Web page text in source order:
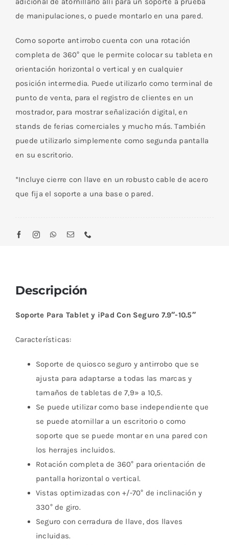
de manipulaciones, o puede montarlo en una pared.
Como soporte antirrobo cuenta con una rotación
completa de 360° que le permite colocar su tableta en
orientación horizontal o vertical y en cualquier
posición intermedia. Puede utilizarlo como terminal de
punto de venta, para el registro de clientes en un
mostrador, para mostrar señalización digital, en
stands de ferias comerciales y mucho más. También
puede utilizarlo simplemente como segunda pantalla
en su escritorio.
*Incluye cierre con llave en un robusto cable de acero
que fija el soporte a una base o pared.
Descripción
Soporte Para Tablet y iPad Con Seguro 7.9″-10.5″
Características:
Soporte de quiosco seguro y antirrobo que se
ajusta para adaptarse a todas las marcas y
tamaños de tabletas de 7,9» a 10,5.
Se puede utilizar como base independiente que
se puede atornillar a un escritorio o como
soporte que se puede montar en una pared con
los herrajes incluidos.
Rotación completa de 360° para orientación de
pantalla horizontal o vertical.
Vistas optimizadas con +/-70° de inclinación y
330° de giro.
Seguro con cerradura de llave, dos llaves
incluidas.